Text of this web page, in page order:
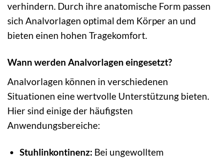
verhindern. Durch ihre anatomische Form passen
sich Analvorlagen optimal dem Körper an und
bieten einen hohen Tragekomfort.
Wann werden Analvorlagen eingesetzt?
Analvorlagen können in verschiedenen
Situationen eine wertvolle Unterstützung bieten.
Hier sind einige der häufigsten
Anwendungsbereiche:
Stuhlinkontinenz: Bei ungewolltem